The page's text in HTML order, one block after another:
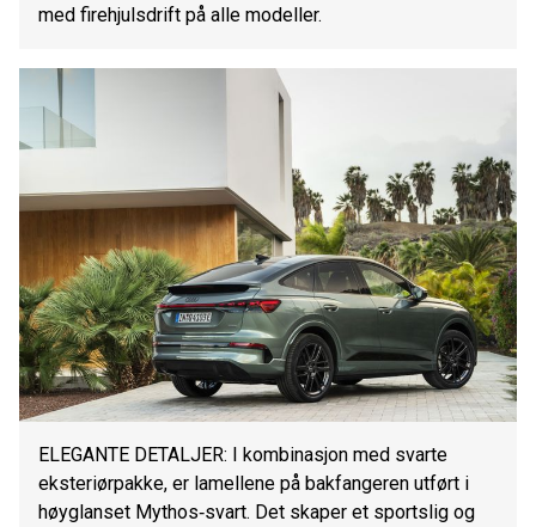
med firehjulsdrift på alle modeller.
ELEGANTE DETALJER: I kombinasjon med svarte
eksteriørpakke, er lamellene på bakfangeren utført i
høyglanset Mythos‑svart. Det skaper et sportslig og